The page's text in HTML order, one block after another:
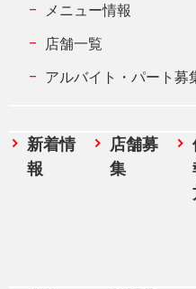
メニュー情報
店舗一覧
アルバイト・パート募
新着情
報
店舗募
集